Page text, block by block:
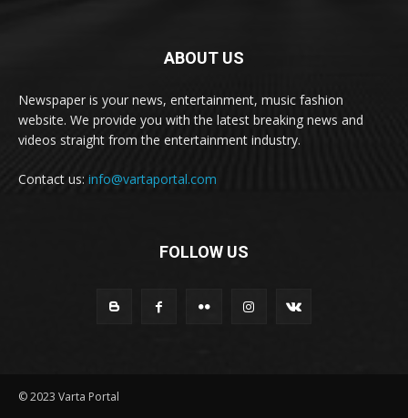
ABOUT US
Newspaper is your news, entertainment, music fashion
website. We provide you with the latest breaking news and
videos straight from the entertainment industry.
Contact us: info@vartaportal.com
FOLLOW US
© 2023 Varta Portal